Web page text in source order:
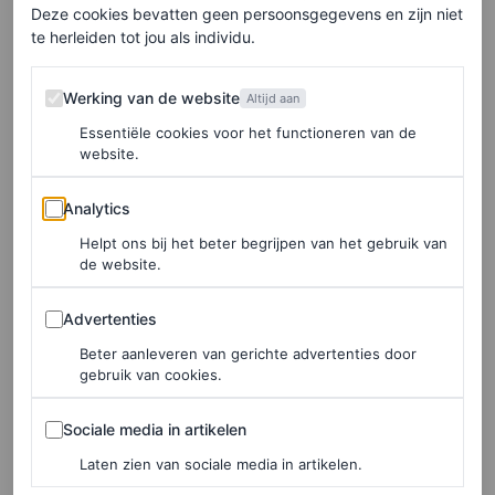
Deze cookies bevatten geen persoonsgegevens en zijn niet
te herleiden tot jou als individu.
Werking van de website
Werking van de website Altijd aan
Essentiële cookies voor het functioneren van de
website.
Analytics
Analytics
Helpt ons bij het beter begrijpen van het gebruik van
de website.
Advertenties
Advertenties
Beter aanleveren van gerichte advertenties door
gebruik van cookies.
Sociale media in artikelen
Sociale media in artikelen
Laten zien van sociale media in artikelen.